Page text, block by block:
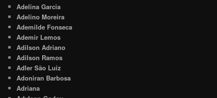
Adelina Garcia
Adelino Moreira
Ademilde Fonseca
Ademir Lemos
Adilson Adriano
Adilson Ramos
Adler São Luiz
Adoniran Barbosa
Adriana